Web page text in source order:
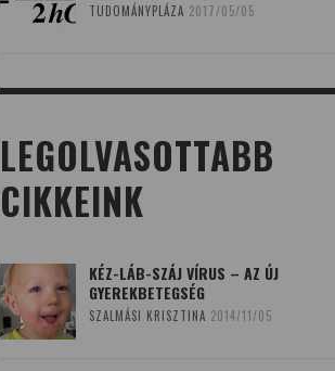
TUDOMÁNYPLÁZA 2017/05/05
LEGOLVASOTTABB
CIKKEINK
KÉZ-LÁB-SZÁJ VÍRUS – AZ ÚJ
GYEREKBETEGSÉG
SZALMÁSI KRISZTINA 2014/11/05